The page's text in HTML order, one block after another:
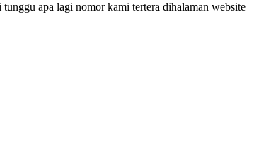
apa lagi nomor kami tertera dihalaman website